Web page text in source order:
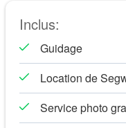
Jeux olympiques et sur
remodelé pour devenir
d’aujourd’hui.
importants de la vieille
événements passés
ville. Après avoir
Inclus:
Guidage
Location de
Service photo